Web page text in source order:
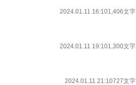
2024.01.11 16:101,406文字
2024.01.11 19:101,300文字
2024.01.11 21:10727文字